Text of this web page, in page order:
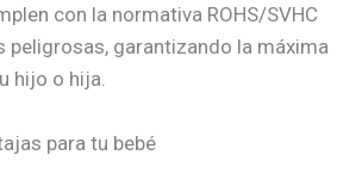
con la normativa ROHS/SVHC
peligrosas, garantizando la máxima
hijo o hija.
para tu bebé